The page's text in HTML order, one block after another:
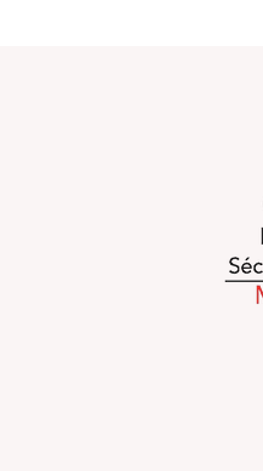
resilience : rebuilding